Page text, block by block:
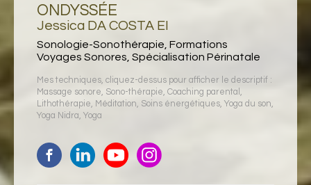
ONDYSSÉE
Jessica DA COSTA EI
Sonologie-Sonothérapie, Formations
Voyages Sonores, Spécialisation Périnatale
Mes techniques, cliquez-dessus pour afficher le descriptif :
Massage sonore, Sono-thérapie, Coaching parental ,
Lithothérapie, Méditation, Soins énergétiques, Yoga du son,
Yoga Nidra, Yoga